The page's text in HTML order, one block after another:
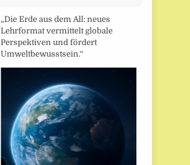
„Die Erde aus dem All: neues
Lehrformat vermittelt globale
Perspektiven und fördert
Umweltbewusstsein.“